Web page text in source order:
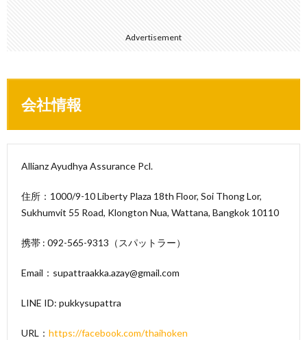
Advertisement
会社情報
Allianz Ayudhya Assurance Pcl.
住所：1000/9-10 Liberty Plaza 18th Floor, Soi Thong Lor,
Sukhumvit 55 Road, Klongton Nua, Wattana, Bangkok 10110
携帯 : 092-565-9313（スパットラー）
Email：supattraakka.azay@gmail.com
LINE ID: pukkysupattra
URL： https://facebook.com/thaihoken